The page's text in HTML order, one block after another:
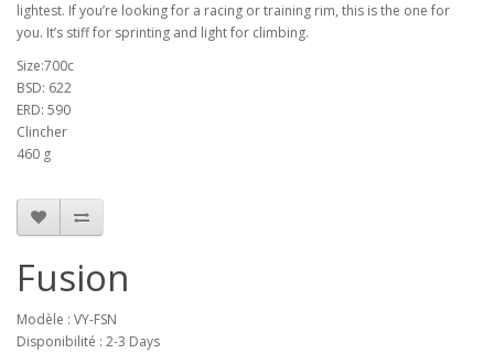
lightest. If you’re looking for a racing or training rim, this is the one for
you. It’s stiff for sprinting and light for climbing.
Size:700c
BSD: 622
ERD: 590
Clincher
460 g
Fusion
Modèle : VY-FSN
Disponibilité : 2-3 Days